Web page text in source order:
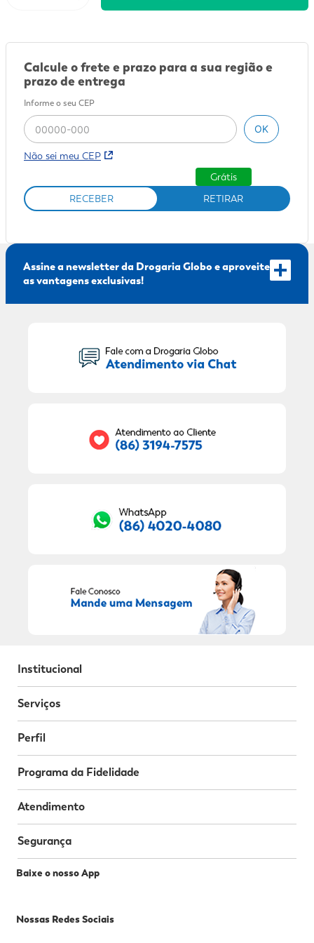
Calcule o frete e prazo para a sua região e
prazo de entrega
Informe o seu CEP
OK
Não sei meu CEP
RECEBER RETIRAR
Grátis
Assine a newsletter da Drogaria Globo e aproveite
as vantagens exclusivas!
Institucional
Serviços
Perfil
Programa da Fidelidade
Atendimento
Segurança
Baixe o nosso App
Nossas Redes Sociais
10º adeforte turbo